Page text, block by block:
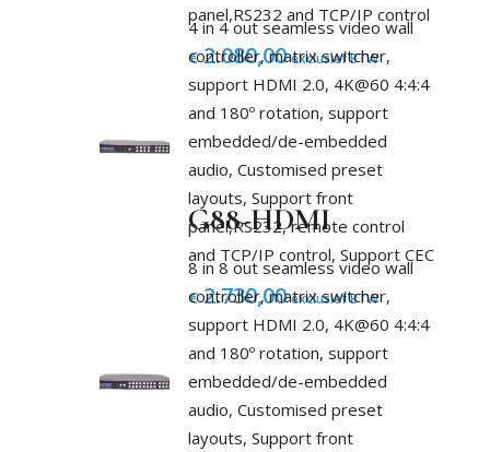
panel,RS232 and TCP/IP control
€2.080,00 exclusief BTW
4 in 4 out seamless video wall
controller, matrix switcher,
support HDMI 2.0, 4K@60 4:4:4
and 180º rotation, support
embedded/de-embedded
audio, Customised preset
layouts, Support front
panel,RS232, remote control
and TCP/IP control, Support CEC
€2.730,00 exclusief BTW
G88-HDMI
8 in 8 out seamless video wall
controller, matrix switcher,
support HDMI 2.0, 4K@60 4:4:4
and 180º rotation, support
embedded/de-embedded
audio, Customised preset
layouts, Support front